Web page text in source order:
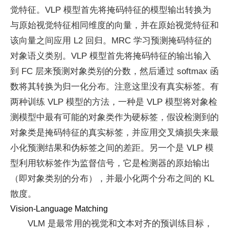
觉特征。VLP 模型首先将掩码特征的模型输出转换为
与原始视觉特征相同维度的向量，并在原始视觉特征和
该向量之间应用 L2 回归。MRC 学习预测掩码特征的
对象语义类别。VLP 模型首先将掩码特征的输出输入
到 FC 层来预测对象类别的分数，然后通过 softmax 函
数将其转换为归一化分布。注意这里没有真实标签。有
两种训练 VLP 模型的方法，一种是 VLP 模型将对象检
测模型中最有可能的对象类作为硬标签，假设检测到的
对象类是掩码特征的真实标签，并应用交叉熵损失来最
小化预测结果和伪标签之间的差距。另一个是 VLP 模
型利用软标签作为监督信号，它是检测器的原始输出
（即对象类别的分布），并最小化两个分布之间的 KL
散度。
Vision-Language Matching
VLM 是最常用的视觉和文本对齐的预训练目标，